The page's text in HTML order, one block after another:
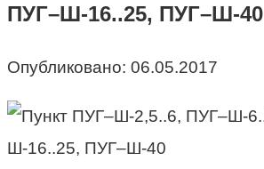
ПУГ–Ш-16..25, ПУГ–Ш-40
Опубликовано: 06.05.2017